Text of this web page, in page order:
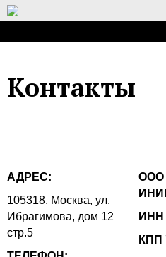
Контакты
АДРЕС:
105318, Москва, ул.
Ибрагимова, дом 12
стр.5
ООО
ИНН
КПП